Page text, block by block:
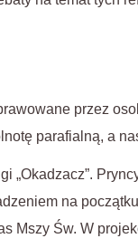
przez
parafialną, a
„Okadzacz”.
na
Mszy Św. W